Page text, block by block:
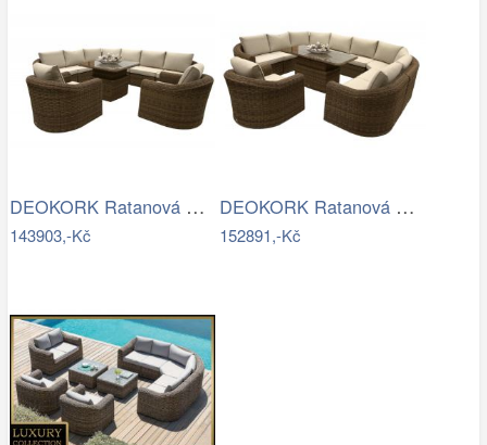
DEOKORK Ratanová modulová sestava…
143903,-Kč
DEOKORK Ratanová modulová jídelní…
152891,-Kč